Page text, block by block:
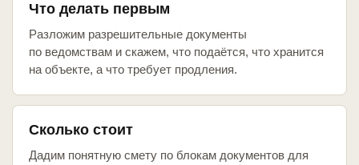
Что делать первым
Разложим разрешительные документы
по ведомствам и скажем, что подаётся, что хранится
на объекте, а что требует продления.
Сколько стоит
Дадим понятную смету по блокам документов для